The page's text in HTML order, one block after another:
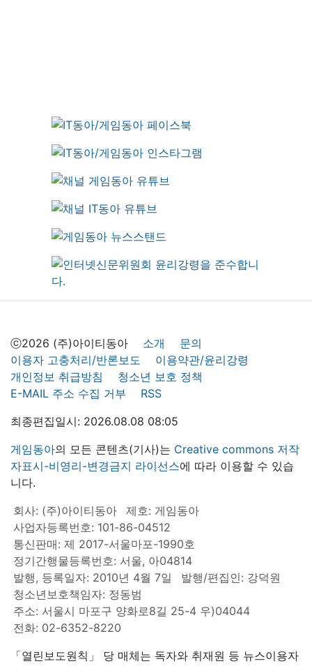
ⓒ2026 (주)아이티동아 소개
문의
이용자 고충처리/반론보도
이용약관/윤리강령
개인정보 취급방침
청소년 보호 정책
E-MAIL 주소 수집 거부
RSS
최종편집일시: 2026.08.08 08:05
게임동아의 모든 콘텐츠(기사)는 Creative commons 저작
자표시-비영리-변경금지 라이선스에 따라 이용할 수 있습
니다.
회사: (주)아이티동아
제호: 게임동아
사업자등록번호: 101-86-04512
통신판매: 제 2017-서울마포-1990호
정기간행물등록번호: 서울, 아04814
발행, 등록일자: 2010년 4월 7일
발행/편집인: 강덕원
청소년보호책임자: 정동범
주소: 서울시 마포구 양화로8길 25-4 우)04044
전화: 02-6352-8220
「열린보도원칙」 당 매체는 독자와 취재원 등 뉴스이용자